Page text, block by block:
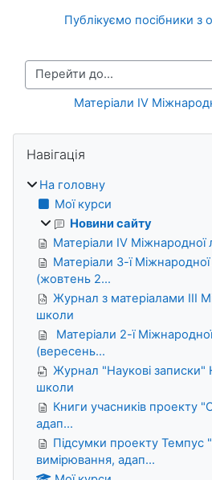
Публікуємо посібники з
Перейти до...
Матеріали IV
Блоки
Навігація
На головну
Мої курси
Новини сайту
Матеріали IV Міжнародної
Матеріали 3-ї Міжнародної
(жовтень 2...
Журнал з матеріалами ІІІ
школи
Матеріали 2-ї
(вересень...
Журнал "Наукові записки"
школи
Книги учасників проекту
адап...
Підсумки проекту Темпус
вимірювання, адап...